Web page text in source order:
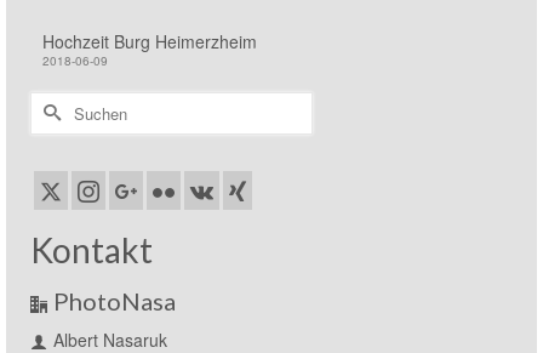
Hochzeit Burg Heimerzheim
2018-06-09
Suchen
nach:
Kontakt
PhotoNasa
Albert Nasaruk